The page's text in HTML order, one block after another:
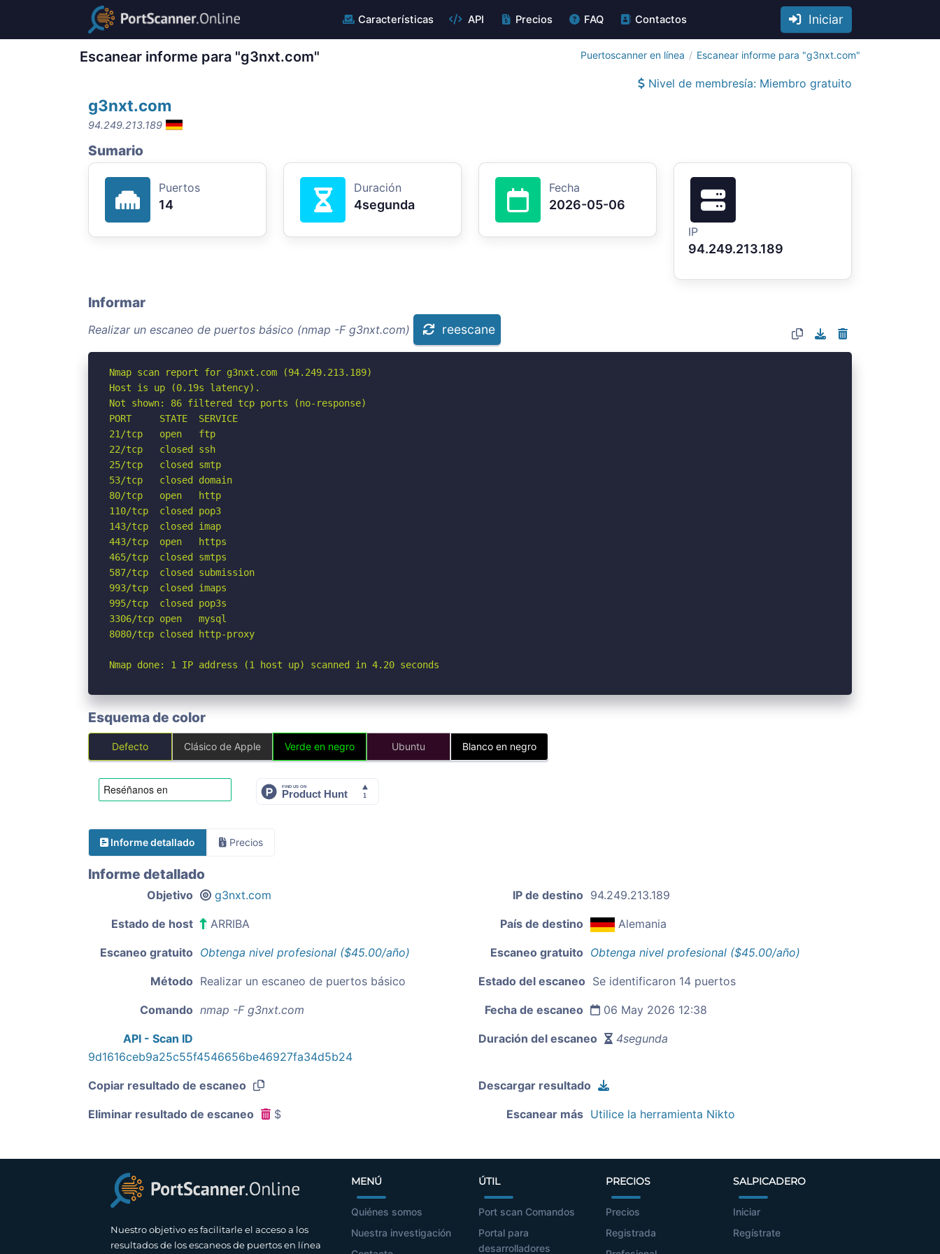
Características API Precios FAQ Contactos Iniciar
Escanear informe para "g3nxt.com" Puertoscanner en línea Escanear informe para "g3nxt.com"
Nivel de membresía: Miembro gratuito
g3nxt.com
94.249.213.189
Sumario
Puertos
14
Duración
4segunda
Fecha
2026-05-06
IP
94.249.213.189
Informar
Realizar un escaneo de puertos básico (nmap -F g3nxt.com) reescane
Nmap scan report for g3nxt.com (94.249.213.189)
Host is up (0.19s latency).
Not shown: 86 filtered tcp ports (no-response)
PORT     STATE  SERVICE
21/tcp   open   ftp
22/tcp   closed ssh
25/tcp   closed smtp
53/tcp   closed domain
80/tcp   open   http
110/tcp  closed pop3
143/tcp  closed imap
443/tcp  open   https
465/tcp  closed smtps
587/tcp  closed submission
993/tcp  closed imaps
995/tcp  closed pop3s
3306/tcp open   mysql
8080/tcp closed http-proxy
Nmap done: 1 IP address (1 host up) scanned in 4.20 seconds
Esquema de color
Defecto Clásico de Apple Verde en negro Ubuntu Blanco en negro
Informe detallado Precios
Informe detallado
Objetivo g3nxt.com IP de destino 94.249.213.189
Estado de host ARRIBA País de destino Alemania
Escaneo gratuito Obtenga nivel profesional ($45.00/año) Escaneo gratuito Obtenga nivel profesional ($45.00/año)
Método Realizar un escaneo de puertos básico Estado del escaneo Se identificaron 14 puertos
Comando nmap -F g3nxt.com Fecha de escaneo 06 May 2026 12:38
API - Scan ID
9d1616ceb9a25c55f4546656be46927fa34d5b24
Duración del escaneo 4segunda
Copiar resultado de escaneo Descargar resultado
Eliminar resultado de escaneo $ Escanear más Utilice la herramienta Nikto
Nuestro objetivo es facilitarle el acceso a los
resultados de los escaneos de puertos en línea
MENÚ
Quiénes somos
Nuestra investigación
ÚTIL
Port scan Comandos
Portal para
desarrolladores
PRECIOS
Precios
Registrada
SALPICADERO
Iniciar
Regístrate